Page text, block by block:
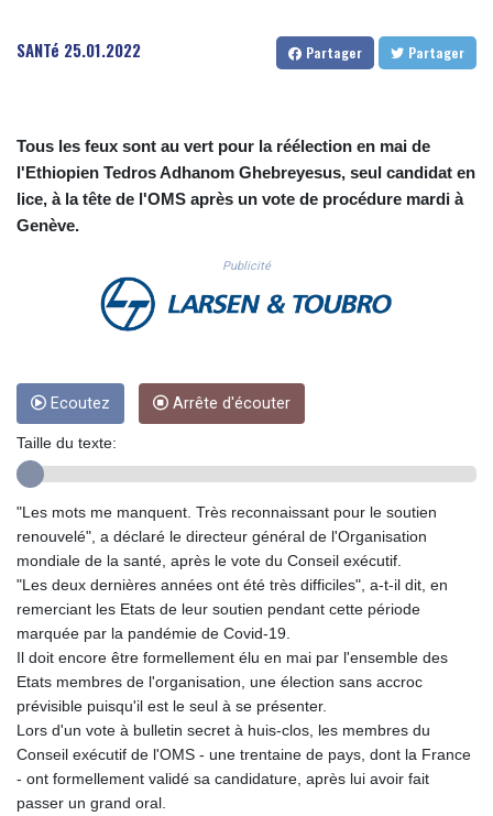
CRC 523.993489
CUC 1.156136
DJF 205.267449
DKK 7.477932
DOP 67.289164
ERN 17.342035
ETB 186.049588
GEL 3.017966
GGP 0.857252
GIP 0.857252
GNF 10123.874202
GTQ 8.794891
GYD 241.157003
HKD 9.066767
HNL 30.895616
HRK 7.536622
HTG 150.718127
HUF 363.096405
IDR 20580.370421
ILS 3.468234
IMP 0.857252
INR 110.076256
SANTé 25.01.2022 Partager Partager
Tous les feux sont au vert pour la réélection en mai de
l'Ethiopien Tedros Adhanom Ghebreyesus, seul candidat en
lice, à la tête de l'OMS après un vote de procédure mardi à
Genève.
Publicité
Ecoutez Arrête d'écouter
Taille du texte:
"Les mots me manquent. Très reconnaissant pour le soutien
renouvelé", a déclaré le directeur général de l'Organisation
mondiale de la santé, après le vote du Conseil exécutif.
"Les deux dernières années ont été très difficiles", a-t-il dit, en
remerciant les Etats de leur soutien pendant cette période
marquée par la pandémie de Covid-19.
Il doit encore être formellement élu en mai par l'ensemble des
Etats membres de l'organisation, une élection sans accroc
prévisible puisqu'il est le seul à se présenter.
Lors d'un vote à bulletin secret à huis-clos, les membres du
Conseil exécutif de l'OMS - une trentaine de pays, dont la France
- ont formellement validé sa candidature, après lui avoir fait
passer un grand oral.